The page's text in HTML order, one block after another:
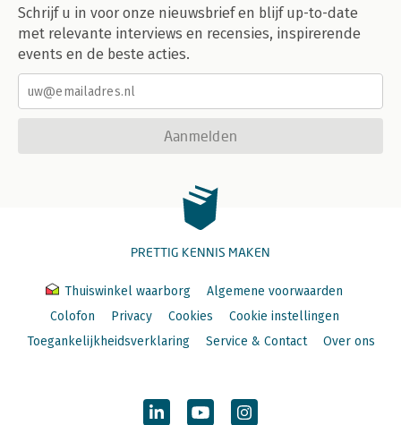
Schrijf u in voor onze nieuwsbrief en blijf up-to-date
met relevante interviews en recensies, inspirerende
events en de beste acties.
Aanmelden
PRETTIG KENNIS MAKEN
Thuiswinkel waarborg
Algemene voorwaarden
Colofon
Privacy Cookies
Cookie instellingen
Toegankelijkheidsverklaring
Service & Contact Over ons